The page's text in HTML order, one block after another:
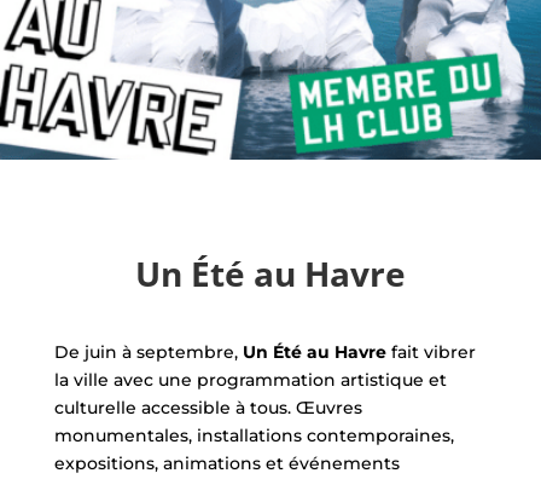
Un Été au Havre
De juin à septembre, Un Été au Havrefait vibrer
la ville avec une programmation artistique et
culturelle accessible à tous. Œuvres
monumentales, installations contemporaines,
expositions, animations et événements